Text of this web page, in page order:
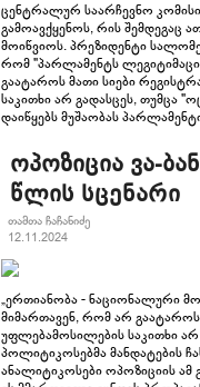
ცენტრალურ საარჩევნო
გამოავქყენოს, რის შემდეგაც
მოიწვიოს. პრეზიდენტი
რომ "პარლამენტს
გაატაროს მათი სიები
საკითხი არ გადასცეს, თუმცა
დაიწყებს მუშაობას
ოპოზიცია ვა-
წლის სცენარი
თამთა ჩაჩანიძე
12.11.2024
„ერთიანობა - ნაციონალური
მიმართავენ, რომ არ გაატაროს
უფლებამოსილების საკითხი
პოლიტიკოსებმა მანდატების
ანალიტიკოსები ოპოზიციის